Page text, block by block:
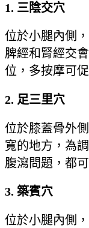
1. 三陰交穴
位於小腿內側
脾經和腎經交
位，多按摩可
2. 足三里穴
位於膝蓋骨外
寬的地方，為
腹瀉問題，都
3. 築賓穴
位於小腿內側